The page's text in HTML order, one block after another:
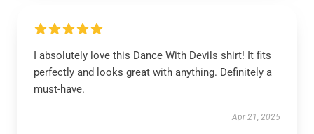
I absolutely love this Dance With Devils shirt! It fits
perfectly and looks great with anything. Definitely a
must-have.
Apr 21, 2025